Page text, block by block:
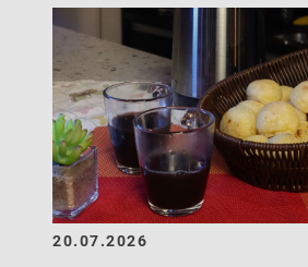
20.07.2026